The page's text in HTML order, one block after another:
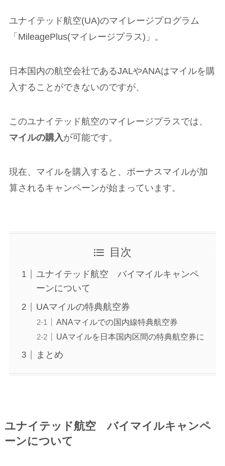
ユナイテッド航空(UA)のマイレージプログラム
「MileagePlus(マイレージプラス)」。
日本国内の航空会社であるJALやANAはマイルを購
入することができないのですが、
このユナイテッド航空のマイレージプラスでは、
マイルの購入が可能です。
現在、マイルを購入すると、ボーナスマイルが加
算されるキャンペーンが始まっています。
目次
ユナイテッド航空 バイマイルキャンペ
ーンについて
UAマイルの特典航空券
ANAマイルでの国内線特典航空券
UAマイルを日本国内区間の特典航空券に
まとめ
ユナイテッド航空 バイマイルキャンペ
ーンについて